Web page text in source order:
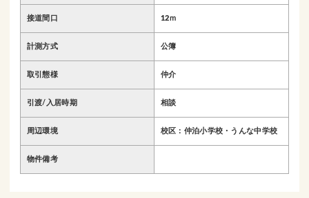
接道間口 12ｍ
計測方式 公簿
取引態様 仲介
引渡/入居時期 相談
周辺環境 校区：仲泊小学校・うんな中学校
物件備考